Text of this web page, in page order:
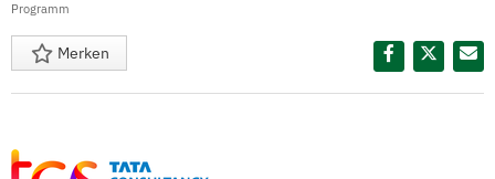
Programm
Merken